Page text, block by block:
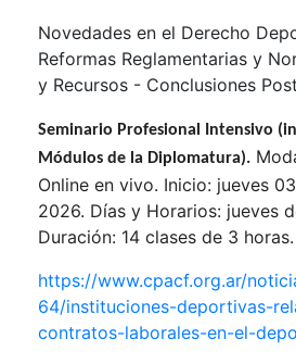
Novedades en el Derecho
Reformas Reglamentarias y
y Recursos - Conclusiones
Seminario Profesional Intensivo
Módulos de la Diplomatura).
Online en vivo. Inicio: jueves
2026. Días y Horarios: jueves
Duración: 14 clases de 3
https://www.cpacf.org.ar/
64/instituciones-deportivas-
contratos-laborales-en-el-